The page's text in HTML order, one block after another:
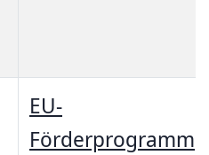
EU-
Förderprogramm